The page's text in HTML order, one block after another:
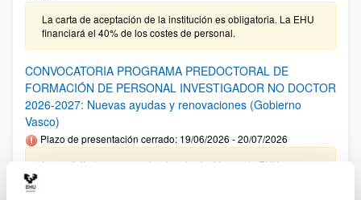
La carta de aceptación de la institución es obligatoria. La EHU
financiará el 40% de los costes de personal.
CONVOCATORIA PROGRAMA PREDOCTORAL DE
FORMACIÓN DE PERSONAL INVESTIGADOR NO DOCTOR
2026-2027: Nuevas ayudas y renovaciones (Gobierno
Vasco)
Plazo de presentación cerrado: 19/06/2026 - 20/07/2026
Las solicitudes cuyo centro de adscripción sea la EHU no